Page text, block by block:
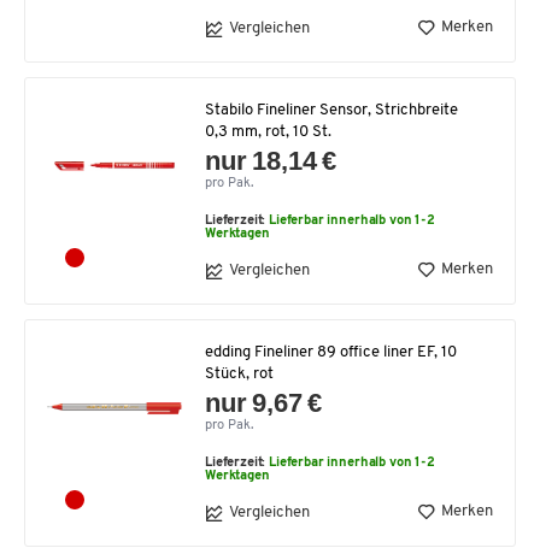
Vergleichen Merken
Stabilo Fineliner Sensor, Strichbreite
0,3 mm, rot, 10 St.
nur 18,14 €
pro Pak.
Lieferzeit: Lieferbar innerhalb von 1-2
Werktagen
Vergleichen Merken
edding Fineliner 89 office liner EF, 10
Stück, rot
nur 9,67 €
pro Pak.
Lieferzeit: Lieferbar innerhalb von 1-2
Werktagen
Vergleichen Merken